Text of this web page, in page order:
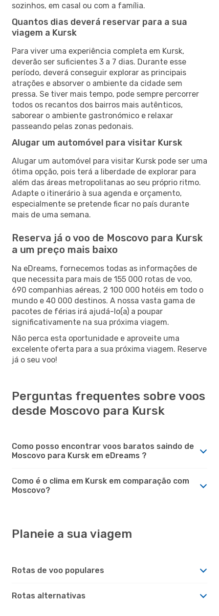
sozinhos, em casal ou com a família.
Quantos dias deverá reservar para a sua
viagem a Kursk
Para viver uma experiência completa em Kursk,
deverão ser suficientes 3 a 7 dias. Durante esse
período, deverá conseguir explorar as principais
atrações e absorver o ambiente da cidade sem
pressa. Se tiver mais tempo, pode sempre percorrer
todos os recantos dos bairros mais autênticos,
saborear o ambiente gastronómico e relaxar
passeando pelas zonas pedonais.
Alugar um automóvel para visitar Kursk
Alugar um automóvel para visitar Kursk pode ser uma
ótima opção, pois terá a liberdade de explorar para
além das áreas metropolitanas ao seu próprio ritmo.
Adapte o itinerário à sua agenda e orçamento,
especialmente se pretende ficar no país durante
mais de uma semana.
Reserva já o voo de Moscovo para Kursk
a um preço mais baixo
Na eDreams, fornecemos todas as informações de
que necessita para mais de 155 000 rotas de voo,
690 companhias aéreas, 2 100 000 hotéis em todo o
mundo e 40 000 destinos. A nossa vasta gama de
pacotes de férias irá ajudá-lo(a) a poupar
significativamente na sua próxima viagem.
Não perca esta oportunidade e aproveite uma
excelente oferta para a sua próxima viagem. Reserve
já o seu voo!
Perguntas frequentes sobre voos
desde Moscovo para Kursk
Como posso encontrar voos baratos saindo de
Moscovo para Kursk em eDreams ?
Como é o clima em Kursk em comparação com
Moscovo?
Planeie a sua viagem
Rotas de voo populares
Rotas alternativas